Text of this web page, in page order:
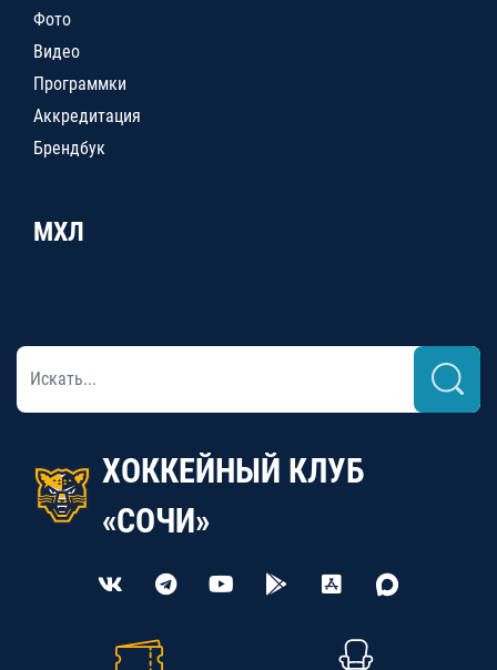
Фото
Видео
Программки
Аккредитация
Брендбук
МХЛ
ХОККЕЙНЫЙ КЛУБ
«СОЧИ»